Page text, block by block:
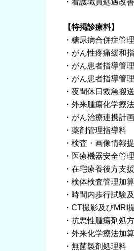
・看護職員処遇改
【特掲診療料】
・糖尿病合併症管
・がん性疼痛緩和
・がん患者指導管
・がん患者指導管
・夜間休日救急搬
・外来腫瘍化学療
・がん治療連携計
・薬剤管理指導料
・検査・画像情報
・医療機器安全管
・在宅療養後方支
・検体検査管理加
・時間内歩行試験
・CT撮影及びMRI
・抗悪性腫瘍剤処
・外来化学療法加
・無菌製剤処理料